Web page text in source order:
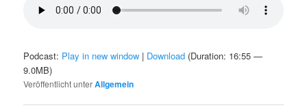
Podcast: Play in new window | Download (Duration: 16:55 —
9.0MB)
Veröffentlicht unterAllgemein